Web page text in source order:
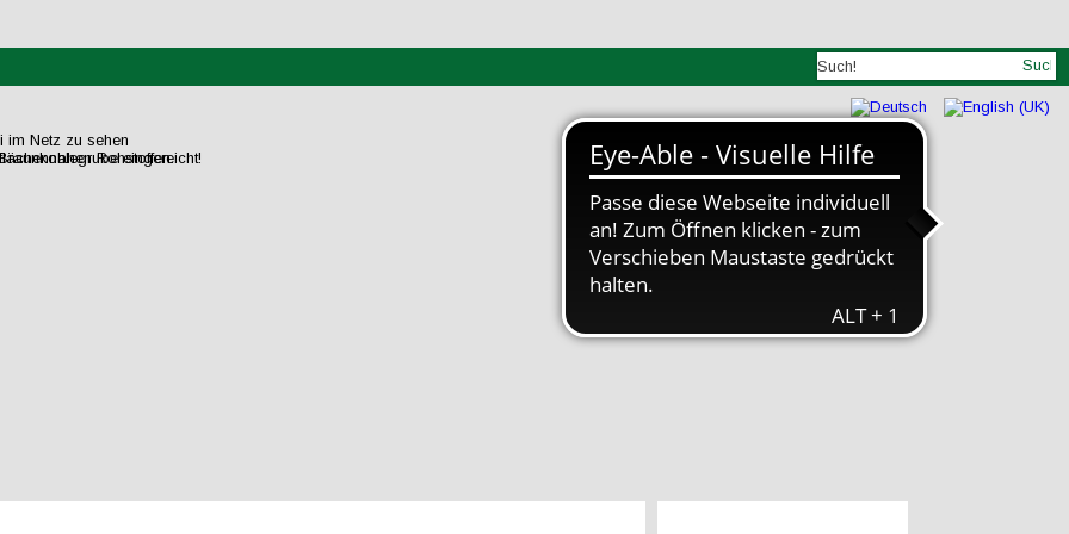
im Netz zu sehen
Rohstoffen.
eingereicht!